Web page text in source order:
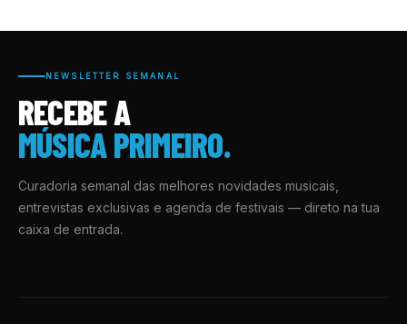
NEWSLETTER SEMANAL
RECEBE A
MÚSICA PRIMEIRO.
Curadoria semanal das melhores novidades musicais,
entrevistas exclusivas e agenda de festivais — direto na tua
caixa de entrada.